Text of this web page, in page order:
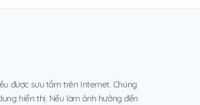
được sưu tầm trên Internet. Chúng
hiển thị. Nếu làm ảnh hưởng đến